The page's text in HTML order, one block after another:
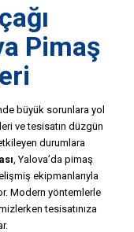
Pimaş
büyük sorunlara yol
ve tesisatın düzgün
durumlara
, Yalova’da pimaş
ekipmanlarıyla
Modern yöntemlerle
tesisatınıza